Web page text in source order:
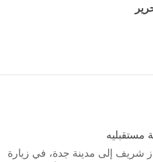
مستقبليه
شريف إلى مدينة جدة، في زيارة